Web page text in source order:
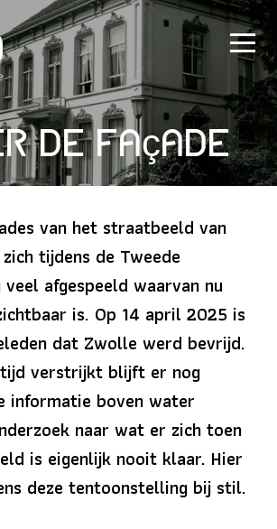
de façade
van het straatbeeld van
tijdens de Tweede
afgespeeld waarvan nu
is. Op 14 april 2025 is
dat Zwolle werd bevrijd.
verstrijkt blijft er nog
informatie boven water
naar wat er zich toen
is eigenlijk nooit klaar. Hier
deze tentoonstelling bij stil.